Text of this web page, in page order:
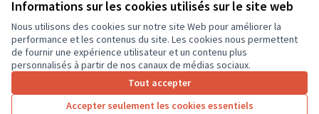
Informations sur les cookies utilisés sur le site web
Nous utilisons des cookies sur notre site Web pour améliorer la
performance et les contenus du site. Les cookies nous permettent
de fournir une expérience utilisateur et un contenu plus
personnalisés à partir de nos canaux de médias sociaux.
Tout accepter
Accepter seulement les cookies essentiels
Conditions d'utilisation
Paramètres des cookies
CD37 sur X
(Lien externe)
CD37 sur Facebook
CD37 sur Instagram
CD37 sur YouTube
(Lien externe)